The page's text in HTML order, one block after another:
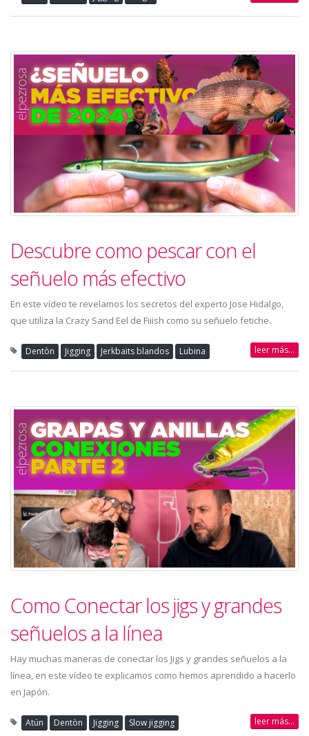
Descubre como pescar con el
señuelo más efectivo
En este vídeo te revelamos los secretos del experto Jose Hidalgo,
que utiliza la Crazy Sand Eel de Fiiish como su señuelo fetiche.
Dentòn Jigging Jerkbaits blandos Lubina leer más...
Como Conectar los jigs y grandes
señuelos a la línea
Hay muchas maneras de conectar los Jigs y grandes señuelos a la
línea, en este vídeo te explicamos como hemos aprendido a hacerlo
en Japón.
Atún Dentòn Jigging Slow jigging leer más...